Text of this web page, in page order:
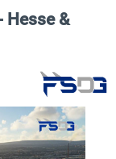
Hesse &